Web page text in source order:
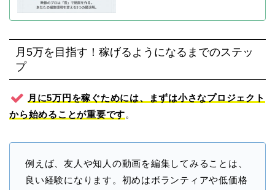
月5万を目指す！稼げるようになるまでのステッ
プ
月に5万円を稼ぐためには、まずは小さなプロジェクト
から始めることが重要です。
例えば、友人や知人の動画を編集してみることは、
良い経験になります。初めはボランティアや低価格